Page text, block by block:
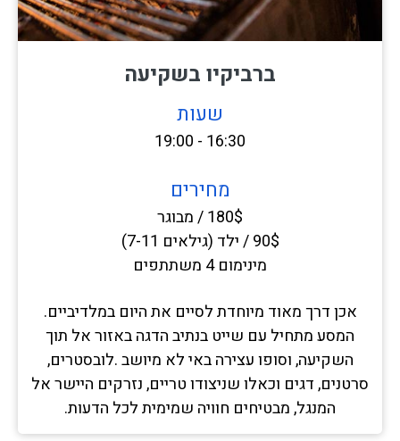
ברביקיו בשקיעה
שעות
16:30 - 19:00
מחירים
180$ / מבוגר
90$ / ילד (גילאים 7-11)
מינימום 4 משתתפים
אכן דרך מאוד מיוחדת לסיים את היום במלדיביים.
המסע מתחיל עם שייט בנתיב הדגה באזור אל תוך
השקיעה, וסופו עצירה באי לא מיושב .לובסטרים,
סרטנים, דגים וכאלו שניצודו טריים, נזרקים היישר אל
המנגל, מבטיחים חוויה שמימית לכל הדעות.